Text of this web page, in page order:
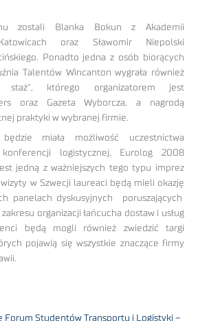
zostali Blanka Bokun z Akademii
oraz Sławomir Niepolski
Ponadto jedna z osób biorących
Talentów Wincanton wygrała również
którego organizatorem jest
oraz Gazeta Wyborcza, a nagrodą
praktyki w wybranej firmie.
miała możliwość uczestnictwa
logistycznej, Eurolog 2008
jedną z ważniejszych tego typu imprez
w Szwecji laureaci będą mieli okazję
panelach dyskusyjnych poruszających
organizacji łańcucha dostaw i usług
będą mogli również zwiedzić targi
pojawią się wszystkie znaczące firmy
Forum Studentów Transportu i Logistyki –